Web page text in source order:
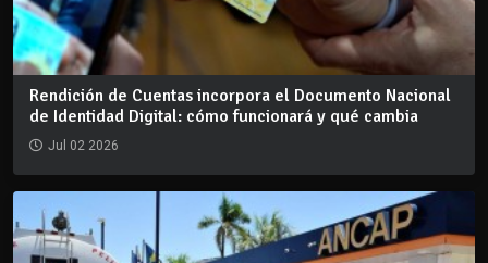
Rendición de Cuentas incorpora el Documento Nacional
de Identidad Digital: cómo funcionará y qué cambia
Jul 02 2026